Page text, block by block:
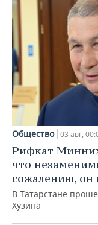
Общество 03 авг,
Рифкат
что
сожалению,
В Татарстане
Хузина